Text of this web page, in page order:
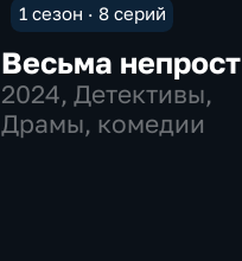
1 сезон · 8 серий
Весьма непрост
2024, Детективы,
Драмы, комедии